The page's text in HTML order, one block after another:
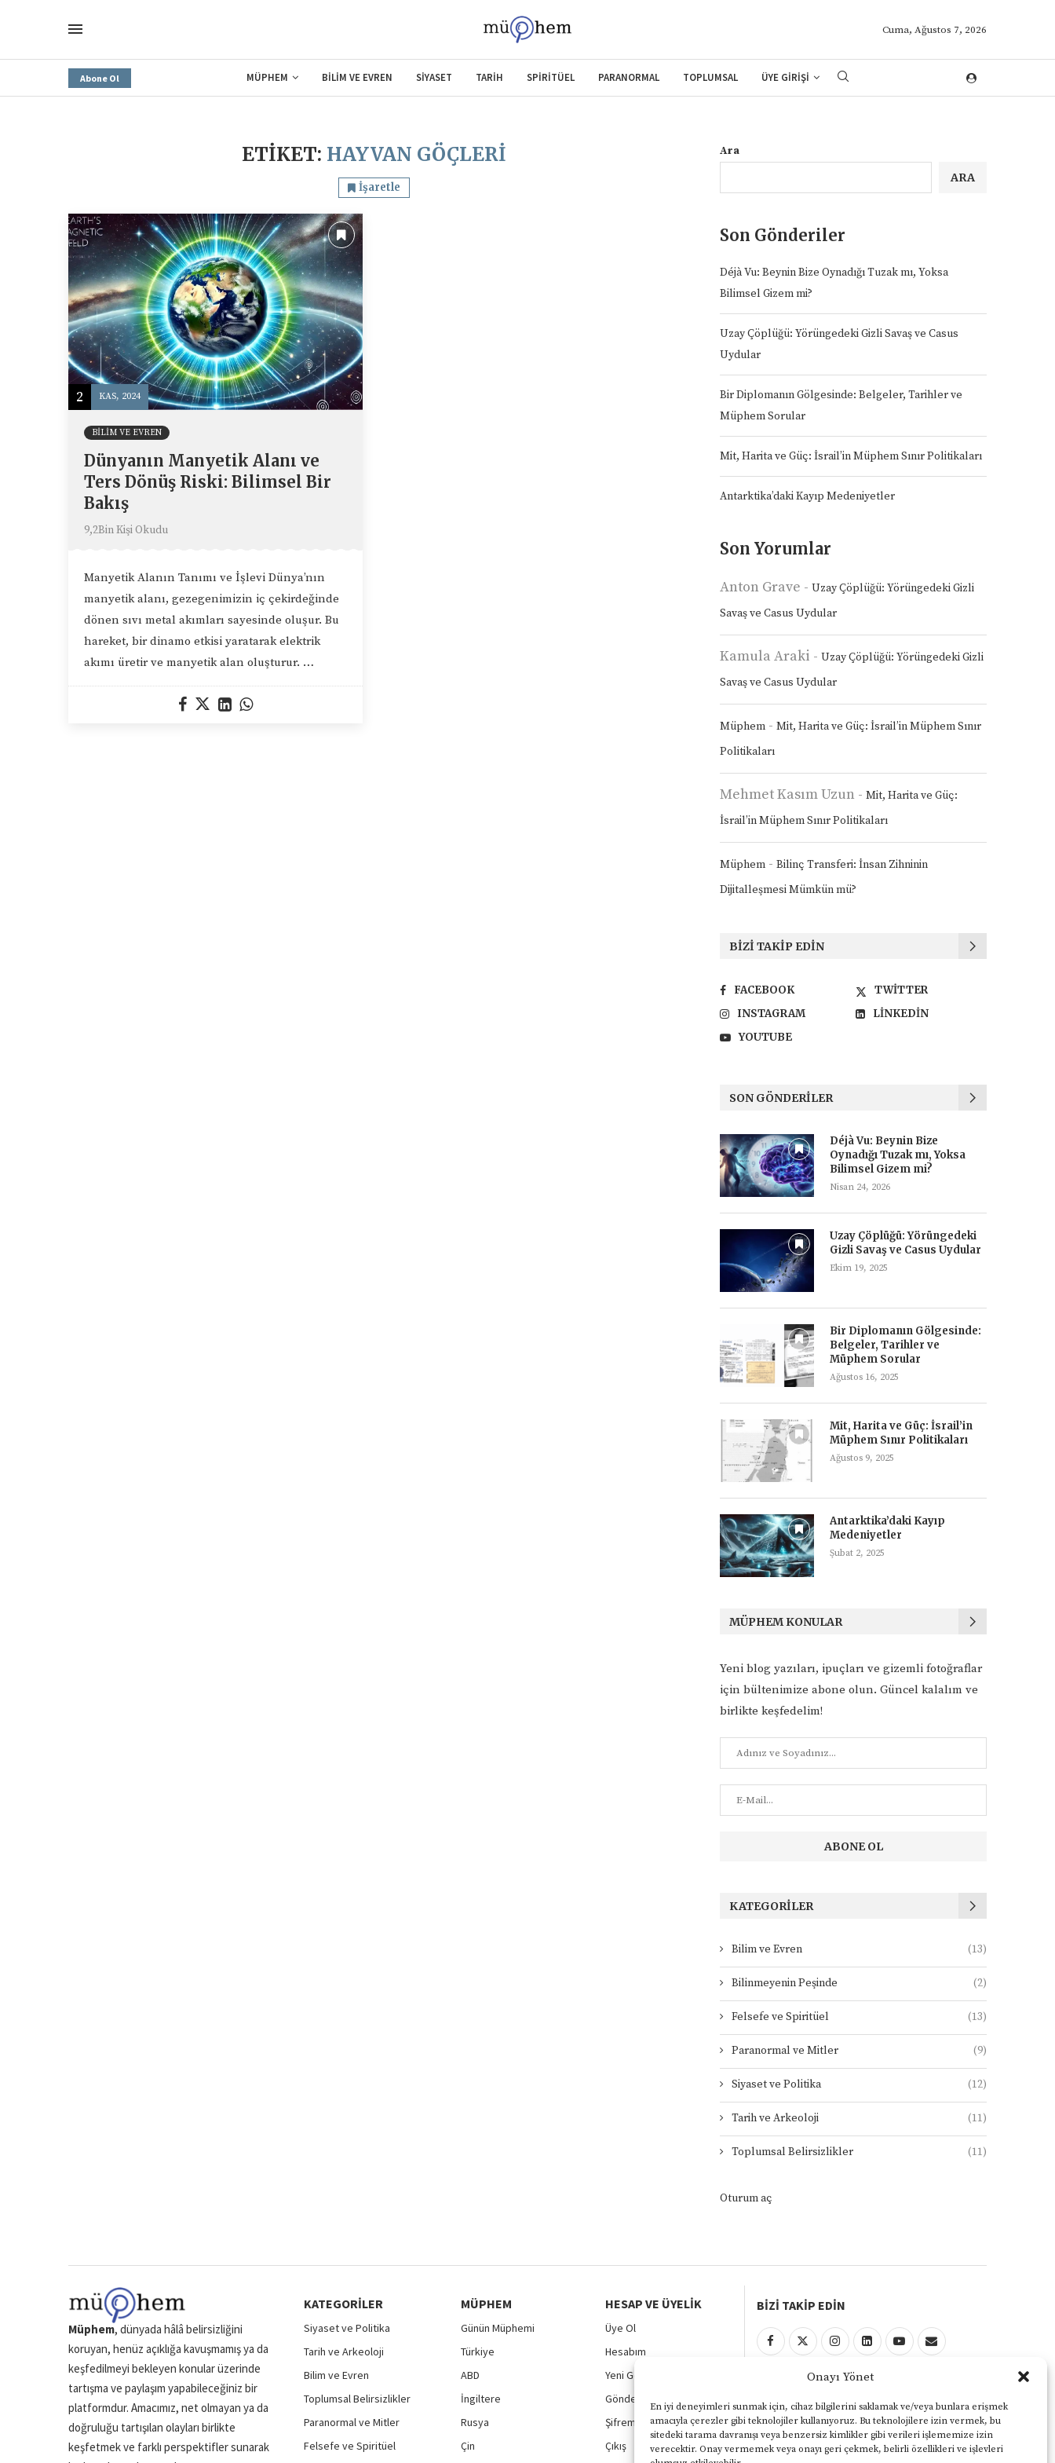
Onayı Yönet
En iyi deneyimleri sunmak için, cihaz bilgilerini saklamak ve/veya bunlara erişmek
amacıyla çerezler gibi teknolojiler kullanıyoruz. Bu teknolojilere izin vermek, bu
sitedeki tarama davranışı veya benzersiz kimlikler gibi verileri işlememize izin
verecektir. Onay vermemek veya onayı geri çekmek, belirli özellikleri ve işlevleri
Cuma, Ağustos 7, 2026
Abone Ol MÜPHEM BİLİM VE EVREN SİYASET TARİH SPİRİTÜEL PARANORMAL TOPLUMSAL ÜYE GİRİŞİ
ETIKET: HAYVAN GÖÇLERI
İşaretle
2 KAS, 2024
BILIM VE EVREN
Dünyanın Manyetik Alanı ve
Ters Dönüş Riski: Bilimsel Bir
Bakış
9,2Bin Kişi Okudu
Manyetik Alanın Tanımı ve İşlevi Dünya’nın
manyetik alanı, gezegenimizin iç çekirdeğinde
dönen sıvı metal akımları sayesinde oluşur. Bu
hareket, bir dinamo etkisi yaratarak elektrik
akımı üretir ve manyetik alan oluşturur. …
Ara
ARA
Son Gönderiler
Déjà Vu: Beynin Bize Oynadığı Tuzak mı, Yoksa
Bilimsel Gizem mi?
Uzay Çöplüğü: Yörüngedeki Gizli Savaş ve Casus
Uydular
Bir Diplomanın Gölgesinde: Belgeler, Tarihler ve
Müphem Sorular
Mit, Harita ve Güç: İsrail’in Müphem Sınır Politikaları
Antarktika’daki Kayıp Medeniyetler
Son Yorumlar
Anton Grave - Uzay Çöplüğü: Yörüngedeki Gizli
Savaş ve Casus Uydular
Kamula Araki - Uzay Çöplüğü: Yörüngedeki Gizli
Savaş ve Casus Uydular
Müphem - Mit, Harita ve Güç: İsrail’in Müphem Sınır
Politikaları
Mehmet Kasım Uzun - Mit, Harita ve Güç:
İsrail’in Müphem Sınır Politikaları
Müphem - Bilinç Transferi: İnsan Zihninin
Dijitalleşmesi Mümkün mü?
BIZI TAKIP EDIN
FACEBOOK
TWITTER
INSTAGRAM
LINKEDIN
YOUTUBE
SON GÖNDERILER
Déjà Vu: Beynin Bize
Oynadığı Tuzak mı, Yoksa
Bilimsel Gizem mi?
Nisan 24, 2026
Uzay Çöplüğü: Yörüngedeki
Gizli Savaş ve Casus Uydular
Ekim 19, 2025
Bir Diplomanın Gölgesinde:
Belgeler, Tarihler ve
Müphem Sorular
Ağustos 16, 2025
Mit, Harita ve Güç: İsrail’in
Müphem Sınır Politikaları
Ağustos 9, 2025
Antarktika’daki Kayıp
Medeniyetler
Şubat 2, 2025
MÜPHEM KONULAR
Yeni blog yazıları, ipuçları ve gizemli fotoğraflar
için bültenimize abone olun. Güncel kalalım ve
birlikte keşfedelim!
KATEGORILER
Bilim ve Evren (13)
Bilinmeyenin Peşinde (2)
Felsefe ve Spiritüel (13)
Paranormal ve Mitler (9)
Siyaset ve Politika (12)
Tarih ve Arkeoloji (11)
Toplumsal Belirsizlikler (11)
Oturum aç
Müphem, dünyada hâlâ belirsizliğini
koruyan, henüz açıklığa kavuşmamış ya da
keşfedilmeyi bekleyen konular üzerinde
tartışma ve paylaşım yapabileceğiniz bir
platformdur. Amacımız, net olmayan ya da
doğruluğu tartışılan olayları birlikte
keşfetmek ve farklı perspektifler sunarak
KATEGORILER
Siyaset ve Politika
Tarih ve Arkeoloji
Bilim ve Evren
Toplumsal Belirsizlikler
Paranormal ve Mitler
Felsefe ve Spiritüel
MÜPHEM
Günün Müphemi
Türkiye
ABD
İngiltere
Rusya
Çin
HESAP VE ÜYELIK
Üye Ol
Hesabım
Yeni Gönderi
Gönderilerim
Şifremi Unuttum
Çıkış
BİZİ TAKİP EDİN
KULLANIM ŞARTLARI
Gizlilik ve Çerezler Politikası
Yasal Uyarı
KVKK Aydınlatma Metni